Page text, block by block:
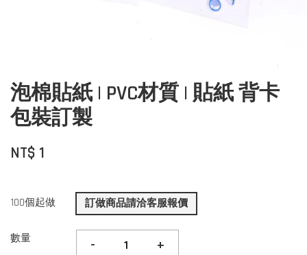
泡棉貼紙 | PVC材質 | 貼紙 背卡
包裝訂製
NT$ 1
100個起做 訂做商品請洽客服報價
數量 - +